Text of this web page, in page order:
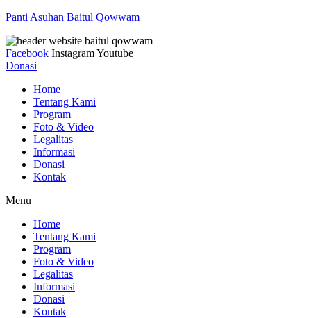
Panti Asuhan Baitul Qowwam
Facebook InstagramYoutube
Donasi
Home
Tentang Kami
Program
Foto & Video
Legalitas
Informasi
Donasi
Kontak
Menu
Home
Tentang Kami
Program
Foto & Video
Legalitas
Informasi
Donasi
Kontak